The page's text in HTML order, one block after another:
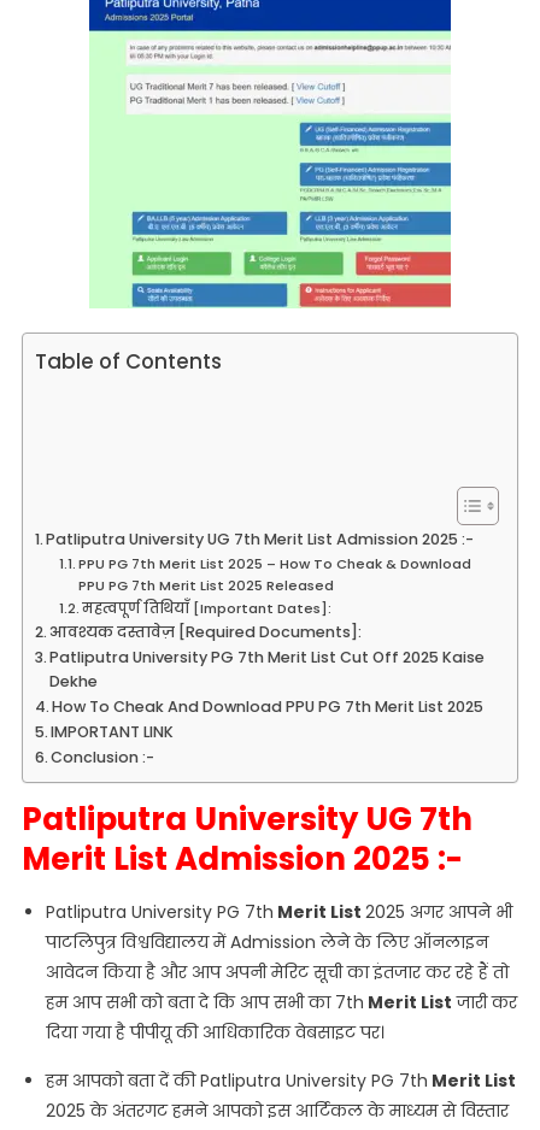
Step
By
Step
Table of Contents
Patliputra University UG 7th Merit List Admission 2025 :-
PPU PG 7th Merit List 2025 – How To Cheak & Download
PPU PG 7th Merit List 2025 Released
महत्वपूर्ण तिथियाँ [Important Dates]:
आवश्यक दस्तावेज़ [Required Documents]:
Patliputra University PG 7th Merit List Cut Off 2025 Kaise
Dekhe
How To Cheak And Download PPU PG 7th Merit List 2025
IMPORTANT LINK
Conclusion :-
Patliputra University UG 7th
Merit List Admission 2025 :-
Patliputra University PG 7th Merit List 2025 अगर आपने भी
पाटलिपुत्र विश्वविद्यालय में Admission लेने के लिए ऑनलाइन
आवेदन किया है और आप अपनी मेरिट सूची का इंतजार कर रहे हैं तो
हम आप सभी को बता दे कि आप सभी का 7th Merit List जारी कर
दिया गया है पीपीयू की आधिकारिक वेबसाइट पर।
हम आपको बता दें की Patliputra University PG 7th Merit List
2025 के अंतरगट हमने आपको इस आर्टिकल के माध्यम से विस्तार